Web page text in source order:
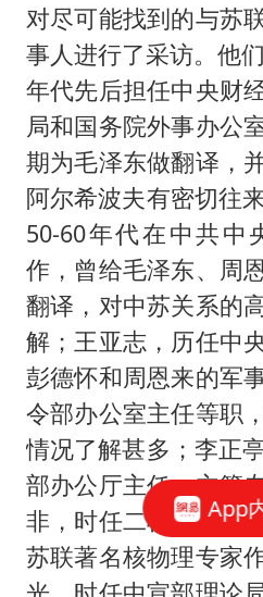
对尽可能找到的与苏
事人进行了采访。他
年代先后担任中央财
局和国务院外事办公
期为毛泽东做翻译，
阿尔希波夫有密切往
50-60年代在中共中
作，曾给毛泽东、周
翻译，对中苏关系的
解；王亚志，历任中
彭德怀和周恩来的军
令部办公室主任等职
情况了解甚多；李正
部办公厅主任，主管
非，时任二机部原子
苏联著名核物理专家
App